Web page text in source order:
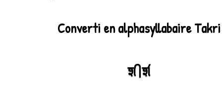
Converti en alphasyllabaire Takri
𑚧𑚯𑚧𑚭